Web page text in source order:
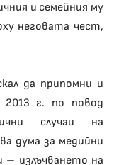
и семейния му
неговата чест,
да припомни и
г. по повод
случаи на
дума за медийни
– излъчването на